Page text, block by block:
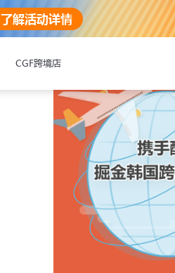
了解活动详情
CGF跨境店